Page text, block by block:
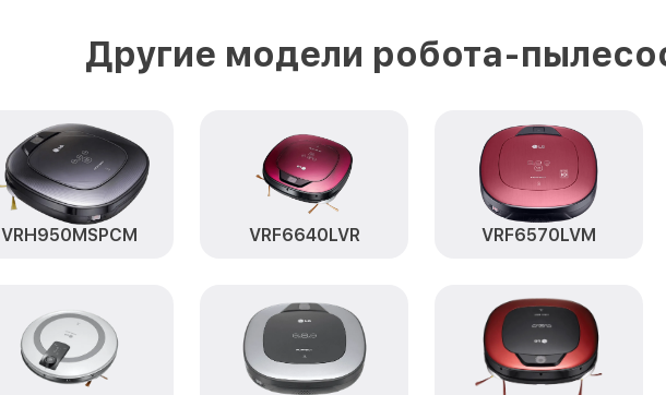
Ремонт материнской платы
Замена материнской платы
Прошивка VRF6670LVM LG
Ремонт цепи питания
Замена аккумулятора
Замена датчиков управления,
движения VRF6670LVM LG
Другие модели робота-
VRH950MSPCM VRF6640LVR VRF6570LVM